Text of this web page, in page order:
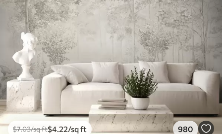
$7.03/sq ft$4 .22/sq ft 980